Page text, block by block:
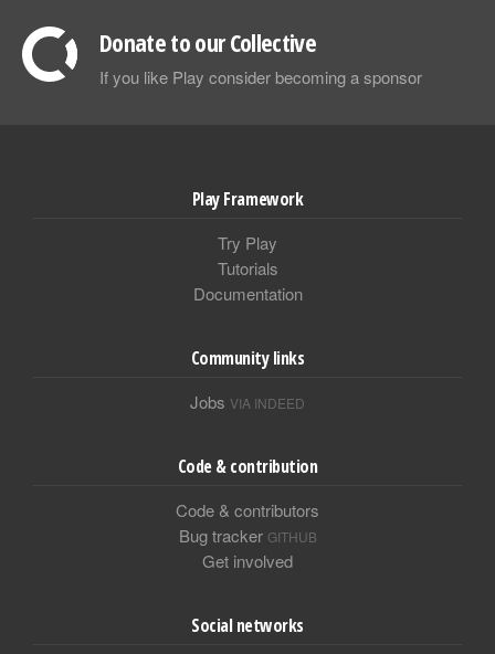
Donate to our Collective
If you like Play consider becoming a sponsor
Play Framework
Try Play
Tutorials
Documentation
Community links
Jobs VIA INDEED
Code & contribution
Code & contributors
Bug tracker GITHUB
Get involved
Social networks